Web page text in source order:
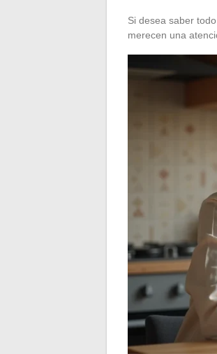
Si desea saber
merecen una